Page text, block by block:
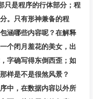
只是程序的行体部分；程
。只有形神兼备的程
涵哪些内容呢？在解释
个闭月羞花的美女，出
字确写得东倒西歪；如
样是不是很煞风景？
中，在数据内容以外所